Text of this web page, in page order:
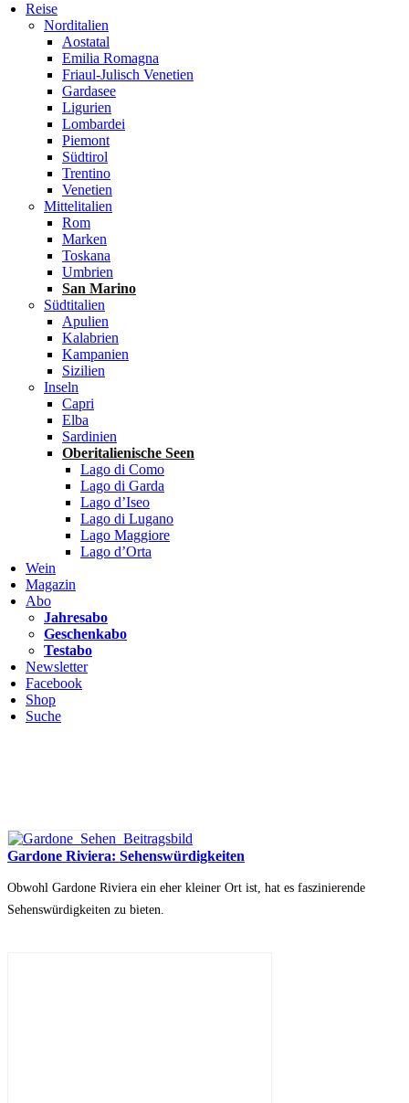
Reise
Norditalien
Aostatal
Emilia Romagna
Friaul-Julisch Venetien
Gardasee
Ligurien
Lombardei
Piemont
Südtirol
Trentino
Venetien
Mittelitalien
Rom
Marken
Toskana
Umbrien
San Marino
Südtitalien
Apulien
Kalabrien
Kampanien
Sizilien
Inseln
Capri
Elba
Sardinien
Oberitalienische Seen
Lago di Como
Lago di Garda
Lago d’Iseo
Lago di Lugano
Lago Maggiore
Lago d’Orta
Wein
Magazin
Abo
Jahresabo
Geschenkabo
Testabo
Newsletter
Facebook
Shop
Suche
Gardone Riviera: Sehenswürdigkeiten
Obwohl Gardone Riviera ein eher kleiner Ort ist, hat es faszinierende
Sehenswürdigkeiten zu bieten.